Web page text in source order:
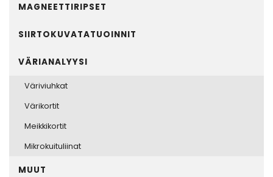
MAGNEETTIRIPSET
SIIRTOKUVATATUOINNIT
VÄRIANALYYSI
Väriviuhkat
Värikortit
Meikkikortit
Mikrokuituliinat
MUUT